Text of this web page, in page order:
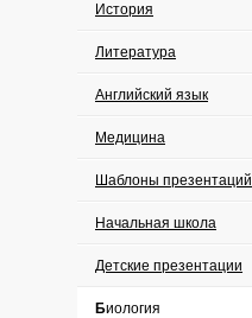
История
Литература
Английский язык
Медицина
Шаблоны презентаций
Начальная школа
Детские презентации
Биология